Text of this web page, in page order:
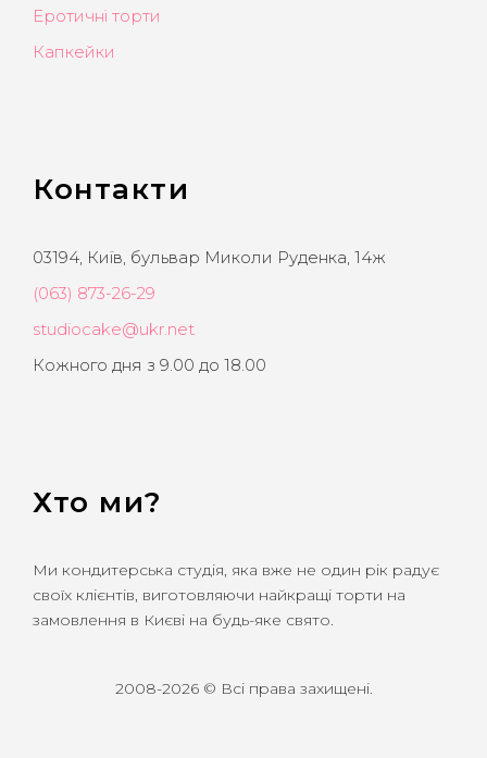
Еротичні торти
Капкейки
Контакти
03194, Київ, бульвар Миколи Руденка, 14ж
(063) 873-26-29
studiocake@ukr.net
Кожного дня з 9.00 до 18.00
Хто ми?
Ми кондитерська студія, яка вже не один рік радує
своїх клієнтів, виготовляючи найкращі торти на
замовлення в Києві на будь-яке свято.
2008-2026 © Всі права захищені.